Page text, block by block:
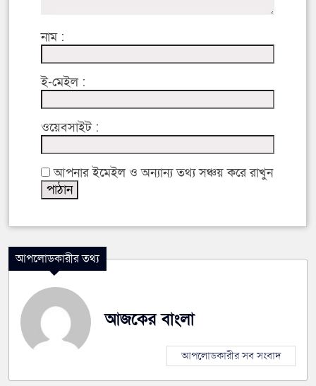
নাম :
ই-মেইল :
ওয়েবসাইট :
আপনার ইমেইল ও অন্যান্য তথ্য সঞ্চয় করে রাখুন
আপলোডকারীর তথ্য
আজকের বাংলা
আপলোডকারীর সব সংবাদ